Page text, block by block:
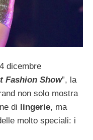
dicembre
Fashion Show”, la
non solo mostra
di lingerie, ma
molto speciali: i